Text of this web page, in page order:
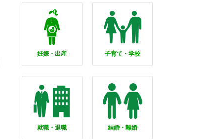
妊娠・出産 子育て・学校
就職・退職 結婚・離婚